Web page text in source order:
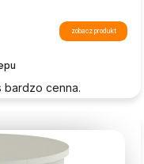
bardzo cenna.
zobacz produkt